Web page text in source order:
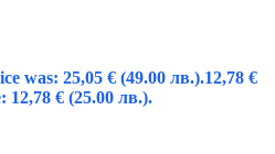
was: 25,05 € (49.00 лв.).12,78 €
12,78 € (25.00 лв.).